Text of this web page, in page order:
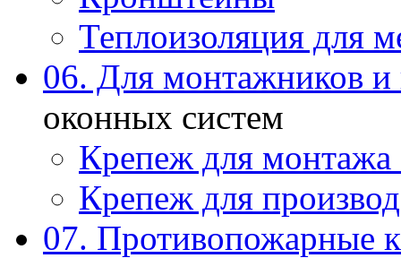
Теплоизоляция для
06. Для монтажников и
оконных систем
Крепеж для монтажа
Крепеж для
07. Противопожарные